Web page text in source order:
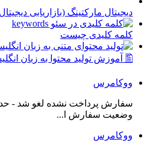
دیجیتال مارکتینگ (بازاریابی
کلمه کلیدی چیست
🖺 آموزش تولید محتوا به زبان
ووکامرس
سفارش پرداخت نشده لغو شد - حد
وضعیت سفارش ا...
ووکامرس